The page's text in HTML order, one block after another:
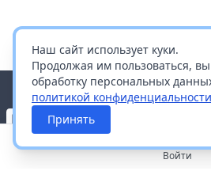
Наш сайт использует куки.
Продолжая им пользоваться,
обработку персональных
политикой конфиденциальности
Принять
Войти